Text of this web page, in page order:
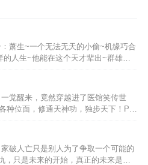
萧生~一个无法无天的小偷~机缘巧合
人生~他能在这个天才辈出~群雄并
觉醒来，竟然穿越进了医馆笑传世
种位面，修通天神功，独步天下！PS:
破人亡只是别人为了争取一个可能的
，只是未来的开始，真正的未来是守